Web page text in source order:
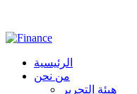
الرئيسية
من نحن
هيئة التحرير